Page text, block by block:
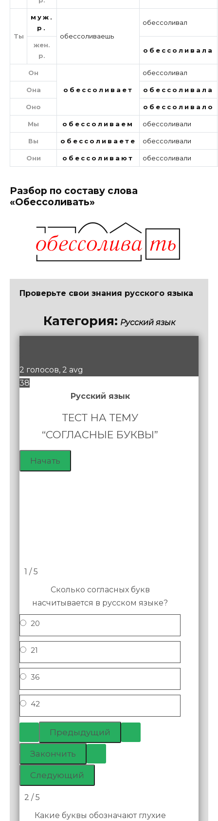
Ты
муж.
р.
обессоливаешь
обессоливал
жен.
р.
обессоливала
Он
обессоливает
обессоливал
Она обессоливала
Оно обессоливало
Мы обессоливаем обессоливали
Вы обессоливаете обессоливали
Они обессоливают обессоливали
Разбор по составу слова
«Обессоливать»
Проверьте свои знания русского языка
Категория: Русский язык
2 голосов, 2 avg
38
Русский язык
ТЕСТ НА ТЕМУ
“СОГЛАСНЫЕ БУКВЫ”
1 / 5
Сколько согласных букв
насчитывается в русском языке?
20
21
36
42
2 / 5
Какие буквы обозначают глухие